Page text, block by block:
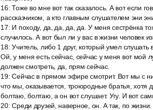
16:Тоже во мне вот так сказалось. А вот если
рассказчиком, а кто главным слушателем эни
17: И походу, да, да, да, да. У меня сестрёнка
случилось. А вот был ли у вас в жизни человек
18:Учитель, либо 1 друг, который умел слушать
Ой, у меня есть сейчас, сейчас у меня вот мой
должен смотреть, да, прям сейчас.
19:Сейчас в прямом эфире смотрит. Вот мы с
что мы, оказывается, троюродные братья, хотя
болтаю, болтаю, а он вот слушает. Угу. И вот
20:Среди друзей, наверное, он. А так, по